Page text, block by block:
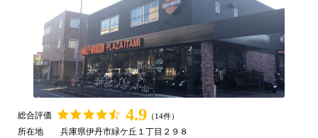
総合評価 4.9 （14件）
所在地
兵庫県伊丹市緑ケ丘１丁目２９８